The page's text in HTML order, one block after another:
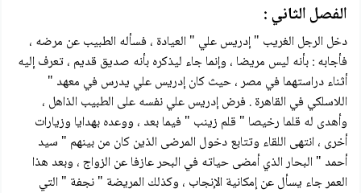
الفصل الثاني :
دخل الرجل الغريب " إدريس علي " العيادة ، فسأله الطبيب عن مرضه ،
فأجابه : بأنه ليس مريضا ، وإنما جاء ليذكره بأنه صديق قديم ، تعرف إليه
أثناء دراستهما في مصر ، حيث كان إدريس علي يدرس في معهد "
اللاسلكي في القاهرة . فرض إدريس علي نفسه على الطبيب الذاهل ،
وأهدى له قلما رخيصا " قلم زينب " فيما بعد ، ووعده بهدايا وزيارات
أخرى ، انتهى اللقاء وتتابع دخول المرضى الذين كان من بينهم " سيد
أحمد " البحار الذي أمضى حياته في البحر عازفا عن الزواج ، وبعد هذا
العمر جاء يسأل عن إمكانية الإنجاب ، وكذلك المريضة " نجفة " التي